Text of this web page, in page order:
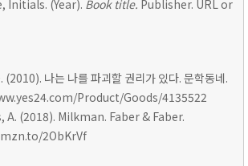
Initials. (Year). Book title. Publisher. URL or
(2010). 나는 나를 파괴할 권리가 있다. 문학동네.
Product/Goods/4135522
A. (2018). Milkman. Faber & Faber.
2ObKrVf